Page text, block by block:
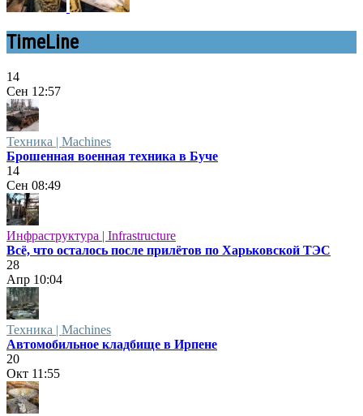
TimeLine
14
Сен 12:57
Техника | Machines
Брошенная военная техника в Буче
14
Сен 08:49
Инфраструктура | Infrastructure
Всё, что осталось после прилётов по Харьковской ТЭС
28
Апр 10:04
Техника | Machines
Автомобильное кладбище в Ирпене
20
Окт 11:55